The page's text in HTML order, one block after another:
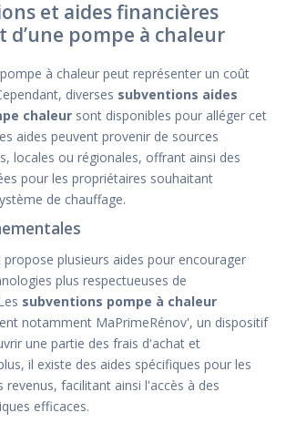
et aides financières
d’une pompe à chaleur
à chaleur peut représenter un coût
diverses subventions aides
chaleur sont disponibles pour alléger cet
aides peuvent provenir de sources
locales ou régionales, offrant ainsi des
pour les propriétaires souhaitant
de chauffage.
plusieurs aides pour encourager
plus respectueuses de
subventions pompe à chaleur
notamment MaPrimeRénov', un dispositif
une partie des frais d'achat et
il existe des aides spécifiques pour les
revenus, facilitant ainsi l'accès à des
efficaces.